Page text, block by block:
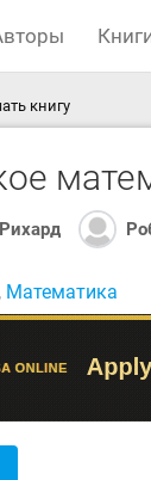
книгу
, Математика